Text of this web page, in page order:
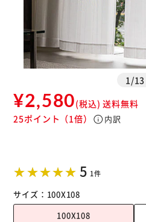
1 /13
¥2,580(税込) 送料無料
25ポイント （1倍） info内訳
5 1件
サイズ： 100X108
100X108